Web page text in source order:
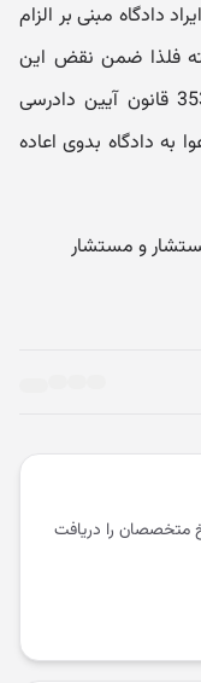
دادگاه مبنی بر الزام
فلذا ضمن نقض این
بخش از رای معترض عنه باستناد ماده 353 قانون آیین دادرسی
به دادگاه بدوی اعاده
و مستشار
متخصصان را دریافت